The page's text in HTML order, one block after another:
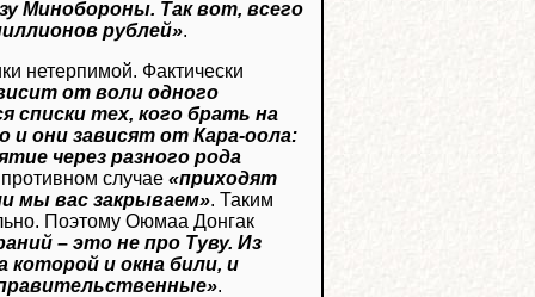
Минобороны. Так вот, всего
рублей».
нетерпимой. Фактически
от воли одного
списки тех, кого брать на
и они зависят от Кара-оола:
через разного рода
случае «приходят
мы вас закрываем». Таким
Поэтому Оюмаа Донгак
– это не про Туву. Из
которой и окна били, и
.